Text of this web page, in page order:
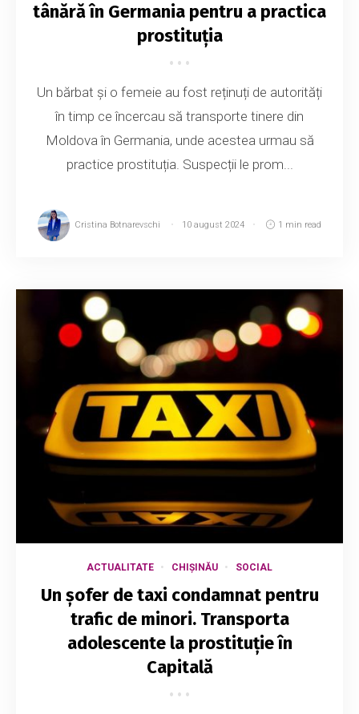
tânără în Germania pentru a practica
prostituția
Un bărbat și o femeie au fost reținuți de autorități
în timp ce încercau să transporte tinere din
Moldova în Germania, unde acestea urmau să
practice prostituția. Suspecții le prom...
Cristina Botnarevschi 10 august 2024 1 min read
ACTUALITATE CHIȘINĂU SOCIAL
Un șofer de taxi condamnat pentru
trafic de minori. Transporta
adolescente la prostituție în
Capitală